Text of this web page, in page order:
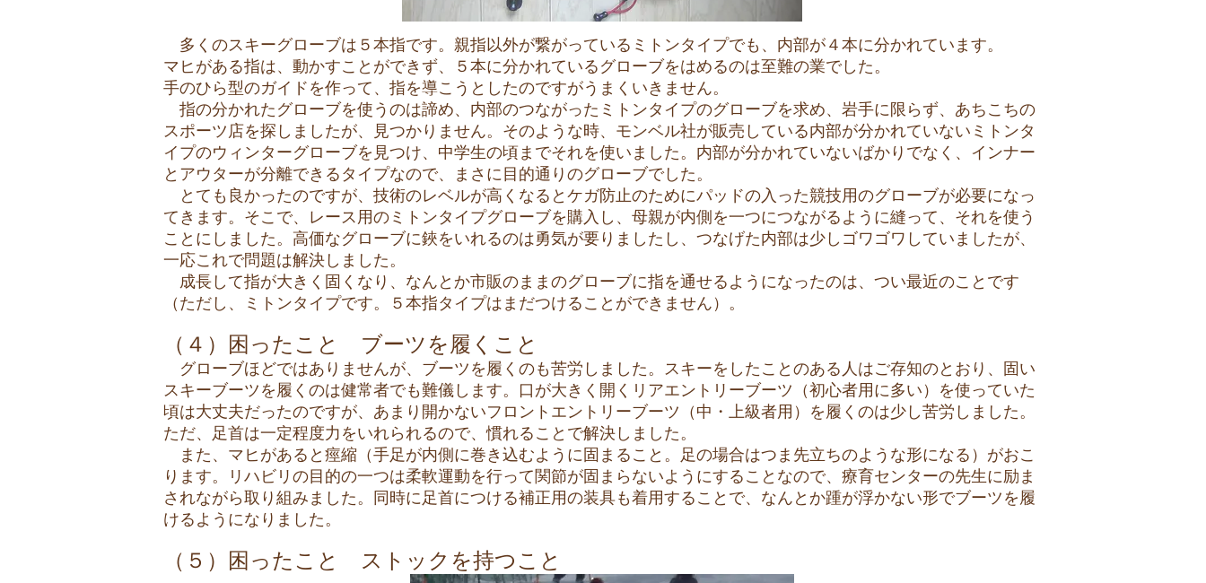
多くのスキーグローブは５本指です。親指以外が繋がっているミトンタイプでも、内部が４本に分かれています。
マヒがある指は、動かすことができず、５本に分かれているグローブをはめるのは至難の業でした。
手のひら型のガイドを作って、指を導こうとしたのですがうまくいきません。
指の分かれたグローブを使うのは諦め、内部のつながったミトンタイプのグローブを求め、岩手に限らず、あちこちの
スポーツ店を探しましたが、見つかりません。そのような時、モンベル社が販売している内部が分かれていないミトンタ
イプのウィンターグローブを見つけ、中学生の頃までそれを使いました。内部が分かれていないばかりでなく、インナー
とアウターが分離できるタイプなので、まさに目的通りのグローブでした。
とても良かったのですが、技術のレベルが高くなるとケガ防止のためにパッドの入った競技用のグローブが必要になっ
てきます。そこで、レース用のミトンタイプグローブを購入し、母親が内側を一つにつながるように縫って、それを使う
ことにしました。高価なグローブに鋏をいれるのは勇気が要りましたし、つなげた内部は少しゴワゴワしていましたが、
一応これで問題は解決しました。
成長して指が大きく固くなり、なんとか市販のままのグローブに指を通せるようになったのは、つい最近のことです
（ただし、ミトンタイプです。５本指タイプはまだつけることができません）。
（４）困ったこと ブーツを履くこと
グローブほどではありませんが、ブーツを履くのも苦労しました。スキーをしたことのある人はご存知のとおり、固い
スキーブーツを履くのは健常者でも難儀します。口が大きく開くリアエントリーブーツ（初心者用に多い）を使っていた
頃は大丈夫だったのですが、あまり開かないフロントエントリーブーツ（中・上級者用）を履くのは少し苦労しました。
ただ、足首は一定程度力をいれられるので、慣れることで解決しました。
また、マヒがあると痙縮（手足が内側に巻き込むように固まること。足の場合はつま先立ちのような形になる）がおこ
ります。リハビリの目的の一つは柔軟運動を行って関節が固まらないようにすることなので、療育センターの先生に励ま
されながら取り組みました。同時に足首につける補正用の装具も着用することで、なんとか踵が浮かない形でブーツを履
けるようになりました。
（５）困ったこと ストックを持つこと